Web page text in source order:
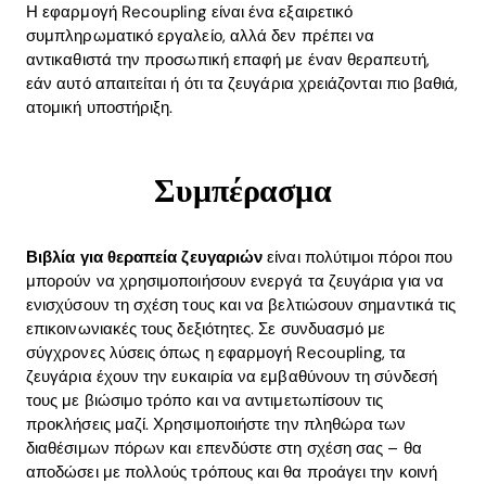
Η εφαρμογή Recoupling είναι ένα εξαιρετικό
συμπληρωματικό εργαλείο, αλλά δεν πρέπει να
αντικαθιστά την προσωπική επαφή με έναν θεραπευτή,
εάν αυτό απαιτείται ή ότι τα ζευγάρια χρειάζονται πιο βαθιά,
ατομική υποστήριξη.
Συμπέρασμα
Βιβλία για θεραπεία ζευγαριών είναι πολύτιμοι πόροι που
μπορούν να χρησιμοποιήσουν ενεργά τα ζευγάρια για να
ενισχύσουν τη σχέση τους και να βελτιώσουν σημαντικά τις
επικοινωνιακές τους δεξιότητες. Σε συνδυασμό με
σύγχρονες λύσεις όπως η εφαρμογή Recoupling, τα
ζευγάρια έχουν την ευκαιρία να εμβαθύνουν τη σύνδεσή
τους με βιώσιμο τρόπο και να αντιμετωπίσουν τις
προκλήσεις μαζί. Χρησιμοποιήστε την πληθώρα των
διαθέσιμων πόρων και επενδύστε στη σχέση σας – θα
αποδώσει με πολλούς τρόπους και θα προάγει την κοινή